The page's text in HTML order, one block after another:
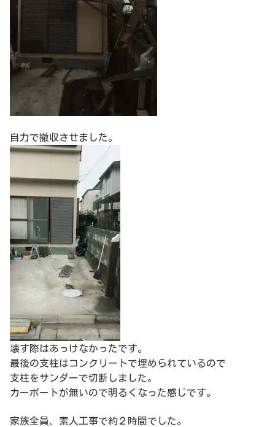
自力で撤収させました。
壊す際はあっけなかったです。
最後の支柱はコンクリートで埋められているので
支柱をサンダーで切断しました。
カーポートが無いので明るくなった感じです。
家族全員、素人工事で約２時間でした。